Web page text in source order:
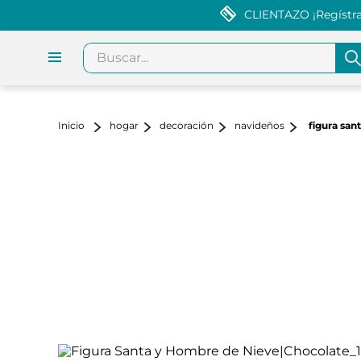
CLIENTAZO
Buscar...
hogar decoración navideños figura